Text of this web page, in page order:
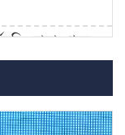
ঢাকা থেকে
ঘোষণা
হাতকড়া খুলে